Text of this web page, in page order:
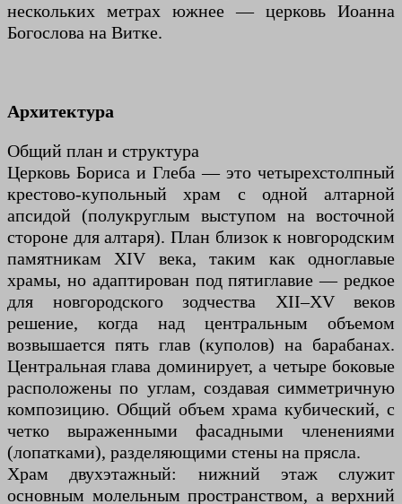
нескольких метрах южнее — церковь Иоанна
Богослова на Витке.
Архитектура
Общий план и структура
Церковь Бориса и Глеба — это четырехстолпный
крестово-купольный храм с одной алтарной
апсидой (полукруглым выступом на восточной
стороне для алтаря). План близок к новгородским
памятникам XIV века, таким как одноглавые
храмы, но адаптирован под пятиглавие — редкое
для новгородского зодчества XII–XV веков
решение, когда над центральным объемом
возвышается пять глав (куполов) на барабанах.
Центральная глава доминирует, а четыре боковые
расположены по углам, создавая симметричную
композицию. Общий объем храма кубический, с
четко выраженными фасадными членениями
(лопатками), разделяющими стены на прясла.
Храм двухэтажный: нижний этаж служит
основным молельным пространством, а верхний